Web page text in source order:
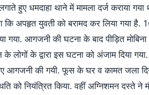
हुए धमदाहा थाने में मामला दर्ज कराया
कि अपहृत युवती को बरामद कर लिया गया
गया. आगजनी की घटना के बाद पीड़ित
के लोगों के द्वारा इस घटना को अंजाम दिया
आगजनी की गयी. फूस के घर व कामत जला
को नियंत्रित किया. वहीं अग्निशमन दस्ते